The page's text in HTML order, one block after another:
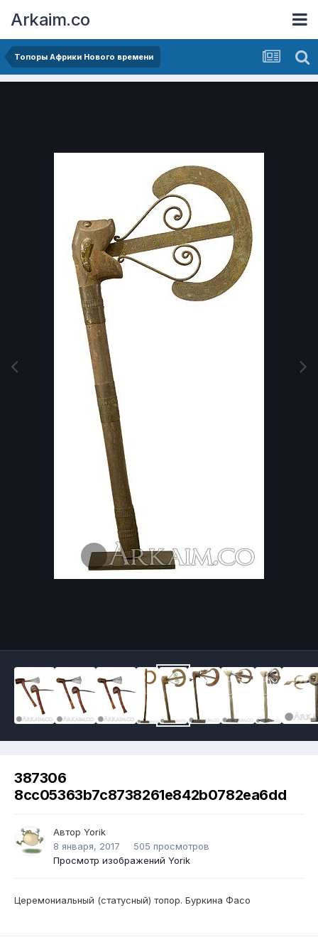
Arkaim.co
Топоры Африки Нового времени
387306
8cc05363b7c8738261e842b0782ea6dd
Автор Yorik
8 января, 2017
505 просмотров
Просмотр изображений Yorik
Церемониальный (статусный) топор. Буркина Фасо